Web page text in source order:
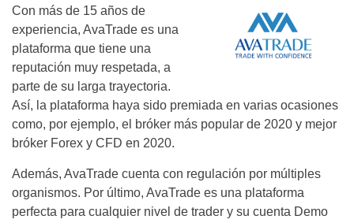
Con más de 15 años de
experiencia, AvaTrade es una
plataforma que tiene una
reputación muy respetada, a
parte de su larga trayectoria.
Así, la plataforma haya sido premiada en varias ocasiones
como, por ejemplo, el bróker más popular de 2020 y mejor
bróker Forex y CFD en 2020.
Además, AvaTrade cuenta con regulación por múltiples
organismos. Por último, AvaTrade es una plataforma
perfecta para cualquier nivel de trader y su cuenta Demo